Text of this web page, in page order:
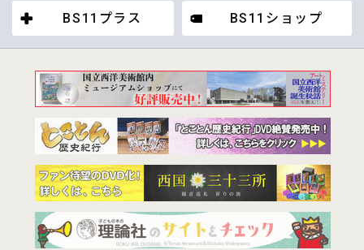
BS11プラス BS11ショップ